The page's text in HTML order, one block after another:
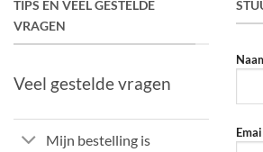
TIPS EN VEEL GESTELDE
VRAGEN
Veel gestelde vragen
Mijn bestelling is